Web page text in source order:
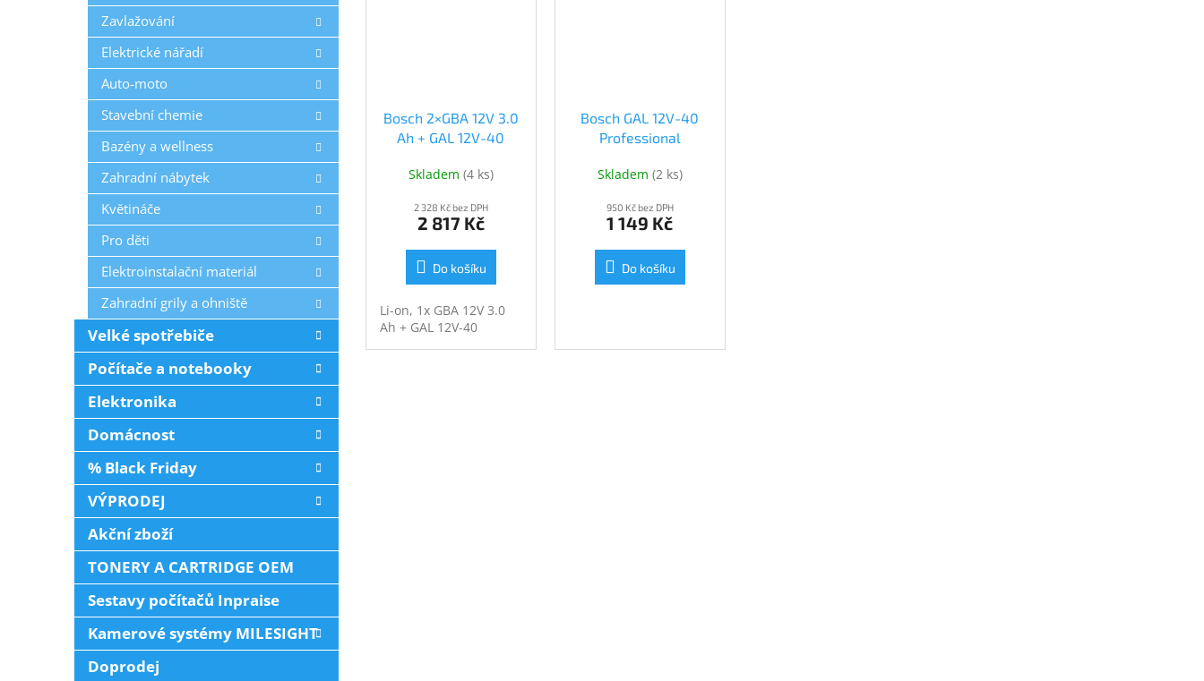
Zavlažování
Elektrické nářadí
Auto-moto
Stavební chemie
Bazény a wellness
Zahradní nábytek
Květináče
Pro děti
Elektroinstalační materiál
Zahradní grily a ohniště
Velké spotřebiče
Počítače a notebooky
Elektronika
Domácnost
% Black Friday
VÝPRODEJ
Akční zboží
TONERY A CARTRIDGE OEM
Sestavy počítačů Inpraise
Kamerové systémy MILESIGHT
Doprodej
Bosch 2×GBA 12V 3.0
Ah + GAL 12V-40
(1.600.A01.9RD)
Skladem (4 ks)
2 328 Kč bez DPH
2 817 Kč
Do košíku
Li-on, 1x GBA 12V 3.0
Ah + GAL 12V-40
Bosch GAL 12V-40
Professional
(1.600.A01.9R3)
Skladem (2 ks)
950 Kč bez DPH
1 149 Kč
Do košíku